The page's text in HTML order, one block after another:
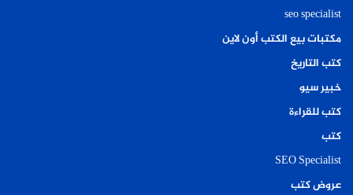
seo specialist
مكتبات بيع الكتب أون لاين
كتب التاريخ
خبير سيو
كتب للقراءة
كتب
SEO Specialist
عروض كتب